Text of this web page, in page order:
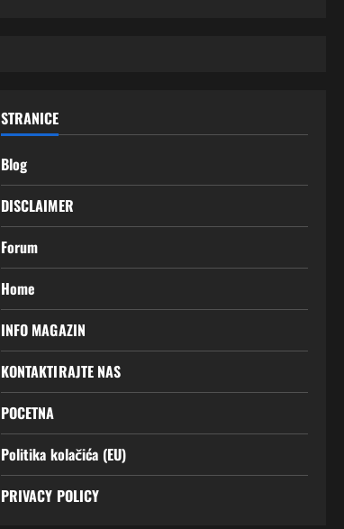
STRANICE
Blog
DISCLAIMER
Forum
Home
INFO MAGAZIN
KONTAKTIRAJTE NAS
POCETNA
Politika kolačića (EU)
PRIVACY POLICY